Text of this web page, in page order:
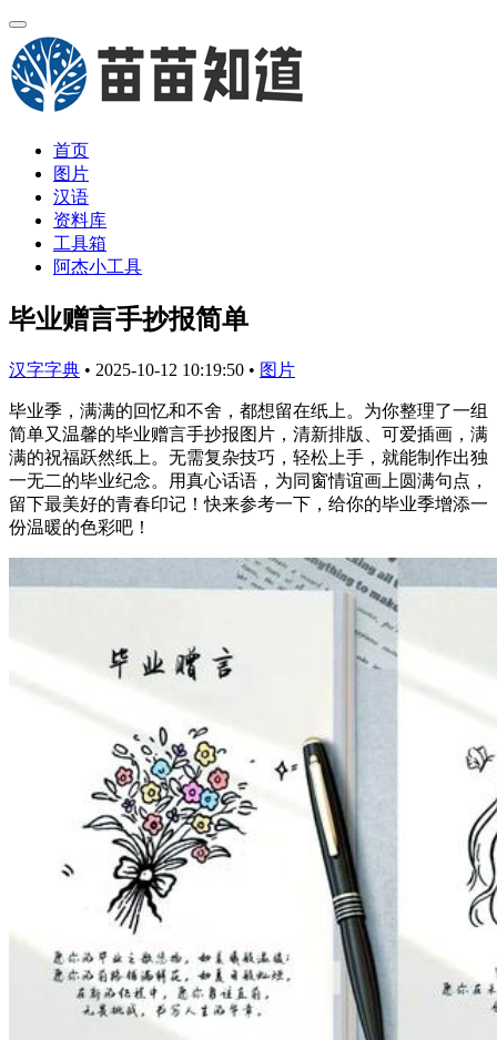
首页
图片
汉语
资料库
工具箱
阿杰小工具
毕业赠言手抄报简单
汉字字典 • 2025-10-12 10:19:50 • 图片
毕业季，满满的回忆和不舍，都想留在纸上。为你整理了一组
简单又温馨的毕业赠言手抄报图片，清新排版、可爱插画，满
满的祝福跃然纸上。无需复杂技巧，轻松上手，就能制作出独
一无二的毕业纪念。用真心话语，为同窗情谊画上圆满句点，
留下最美好的青春印记！快来参考一下，给你的毕业季增添一
份温暖的色彩吧！